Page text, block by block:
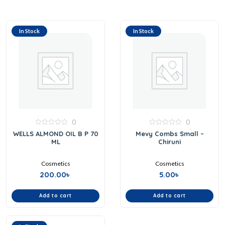
In Stock
0
out
0
WELLS ALMOND OIL B P 70
ML
Cosmetics
200.00৳
Add to cart
In Stock
out
0
Mevy Combs Small –
Chiruni
Cosmetics
5.00৳
Add to cart